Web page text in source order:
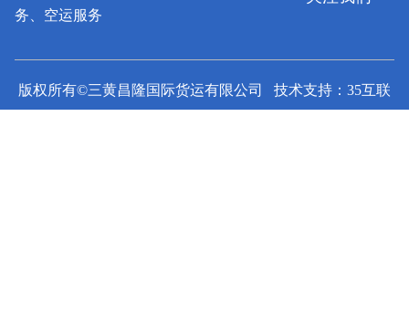
务、空运服务
版权所有©三黄昌隆国际货运有限公司 技术支持：35互联